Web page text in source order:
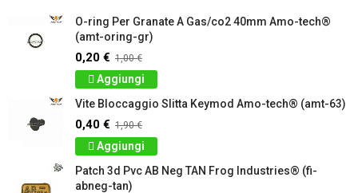
O-ring Per Granate A Gas/co2 40mm Amo-tech®
(amt-oring-gr)
0,20 € 1,00 €
Aggiungi
Vite Bloccaggio Slitta Keymod Amo-tech® (amt-63)
0,40 € 1,90 €
Aggiungi
Patch 3d Pvc AB Neg TAN Frog Industries® (fi-
abneg-tan)